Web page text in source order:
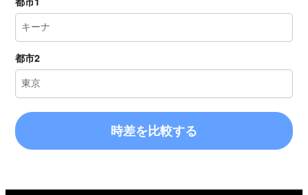
都市2
時差を比較する